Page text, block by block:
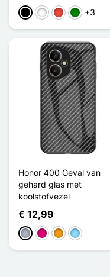
ZwartWit RoodGroen
+3
Honor 400 Geval van
gehard glas met
koolstofvezel
€ 12,99
GrijsMagenta
OranjeLicht Blauw